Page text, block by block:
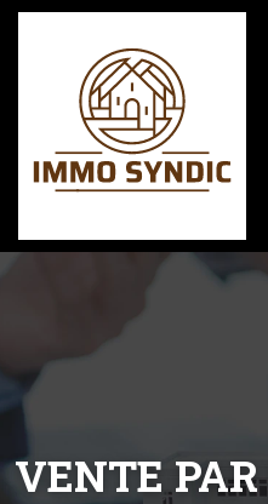
VENTE